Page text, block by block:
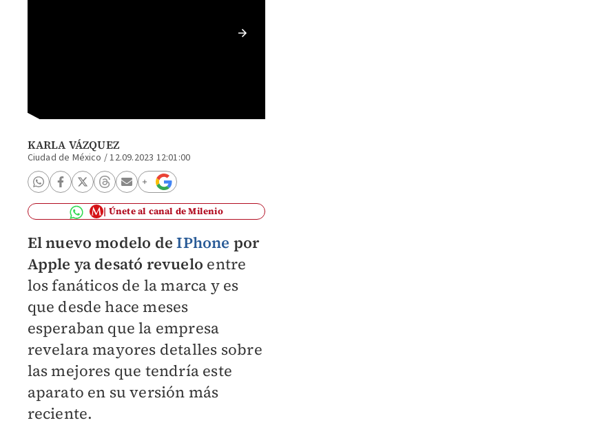
KARLA VÁZQUEZ
Ciudad de México /12.09.2023 12:01:00
Únete al canal de Milenio
El nuevo modelo deIPhone por
Apple ya desató revuelo entre
los fanáticos de la marca y es
que desde hace meses
esperaban que la empresa
revelara mayores detalles sobre
las mejores que tendría este
aparato en su versión más
reciente.